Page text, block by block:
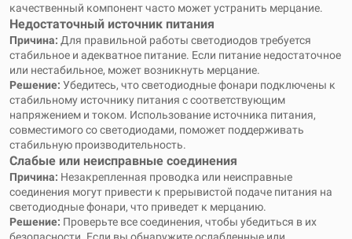
качественный компонент часто может устранить мерцание.
Недостаточный источник питания
Причина: Для правильной работы светодиодов требуется
стабильное и адекватное питание. Если питание недостаточное
или нестабильное, может возникнуть мерцание.
Решение: Убедитесь, что светодиодные фонари подключены к
стабильному источнику питания с соответствующим
напряжением и током. Использование источника питания,
совместимого со светодиодами, поможет поддерживать
стабильную производительность.
Слабые или неисправные соединения
Причина: Незакрепленная проводка или неисправные
соединения могут привести к прерывистой подаче питания на
светодиодные фонари, что приведет к мерцанию.
Решение: Проверьте все соединения, чтобы убедиться в их